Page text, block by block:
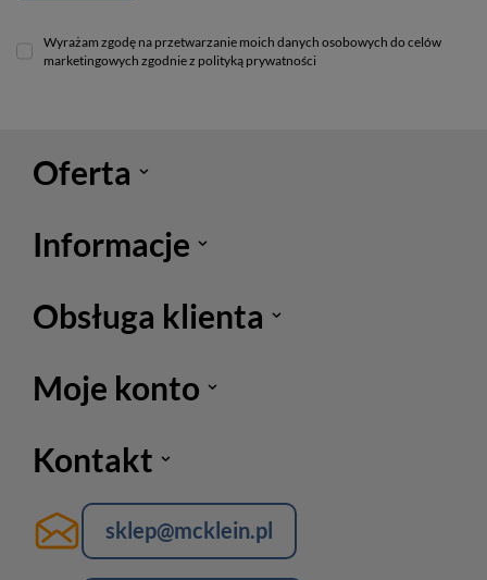
Wyrażam zgodę na przetwarzanie moich danych osobowych do celów
marketingowych zgodnie z polityką prywatności
Oferta
Informacje
Obsługa klienta
Moje konto
Kontakt
sklep@mcklein.pl